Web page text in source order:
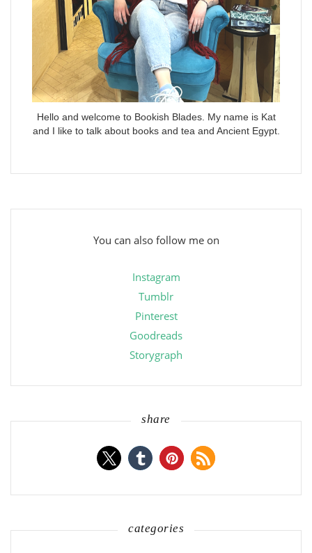
Hello and welcome to Bookish Blades. My name is Kat
and I like to talk about books and tea and Ancient Egypt.
You can also follow me on
Instagram
Tumblr
Pinterest
Goodreads
Storygraph
share
categories